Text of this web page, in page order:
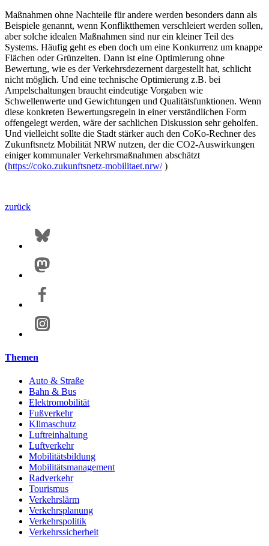
Maßnahmen ohne Nachteile für andere werden besonders dann als
Beispiele genannt, wenn Konfliktthemen verschleiert werden sollen,
aber solche idealen Maßnahmen sind nur ein kleiner Teil des
Systems. Häufig geht es eben doch um eine Konkurrenz um knappe
Flächen oder Grünzeiten. Dann ist eine Optimierung ohne
Bewertung, wie es der Verkehrsdezernent dargestellt hat, schlicht
nicht möglich. Und eine technische Optimierung z.B. bei
Ampelschaltungen braucht eindeutige Vorgaben wie
Schwellenwerte und Gewichtungen und Qualitätsfunktionen. Wenn
diese konkreten Bewertungsregeln in einer verständlichen Form
offengelegt werden, wäre der sachlichen Diskussion sehr geholfen.
Und vielleicht sollte die Stadt stärker auch den CoKo-Rechner des
Zukunftsnetz Mobilität NRW nutzen, der die CO2-Auswirkungen
einiger kommunaler Verkehrsmaßnahmen abschätzt
(https://coko.zukunftsnetz-mobilitaet.nrw/)
zurück
Themen
Auto & Straße
Bahn & Bus
Elektromobilität
Fußverkehr
Klimaschutz
Luftreinhaltung
Luftverkehr
Mobilitätsbildung
Mobilitätsmanagement
Radverkehr
Tourismus
Verkehrslärm
Verkehrsplanung
Verkehrspolitik
Verkehrssicherheit